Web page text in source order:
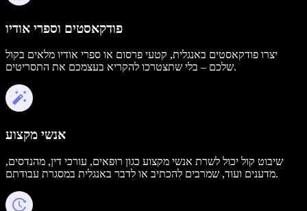
פודקאסטים וספרי אודיו
יצרו פודקאסטים באנגלית, קטעי פרסום או ספרי אודיו מלאים בקול
שלכם – בלי שתצטרכו להקריא בעצמכם את התסריטים.
אנשי מקצוע
שיבוט קול יכול לשרת אנשי מקצוע כגון רופאים, עורכי דין, מהנדסים,
מדענים ועוד, שמרבים להכתיב או לדבר באנגלית במסגרת עבודתם.